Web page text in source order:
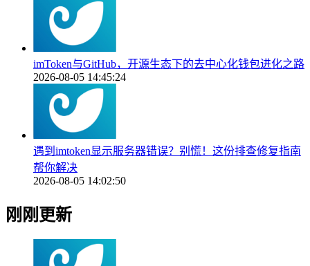
imToken与GitHub，开源生态下的去中心化钱包进化之路
2026-08-05 14:45:24
遇到imtoken显示服务器错误？别慌！这份排查修复指南
帮你解决
2026-08-05 14:02:50
刚刚更新